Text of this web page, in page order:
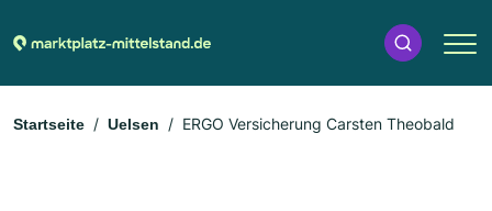
Startseite Uelsen ERGO Versicherung Carsten Theobald